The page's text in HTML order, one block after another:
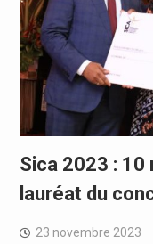
Sica 2023 : 10
lauréat du
23 novembre 2023